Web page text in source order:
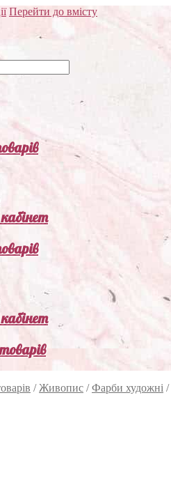
Перейти до вмісту
/Живопис /Фарби художні /